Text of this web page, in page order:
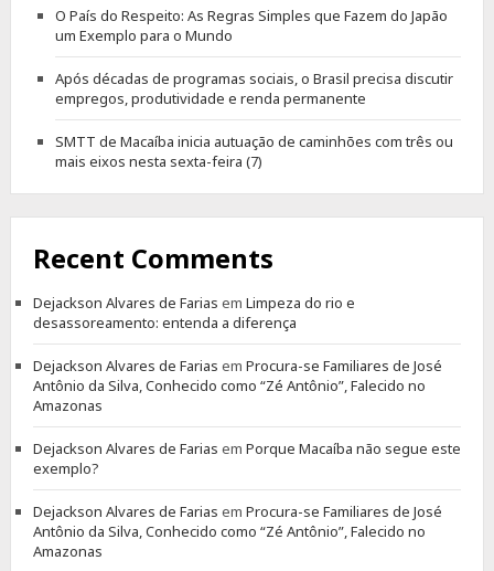
O País do Respeito: As Regras Simples que Fazem do Japão
um Exemplo para o Mundo
Após décadas de programas sociais, o Brasil precisa discutir
empregos, produtividade e renda permanente
SMTT de Macaíba inicia autuação de caminhões com três ou
mais eixos nesta sexta-feira (7)
Recent Comments
Dejackson Alvares de Farias em Limpeza do rio e
desassoreamento: entenda a diferença
Dejackson Alvares de Farias em Procura-se Familiares de José
Antônio da Silva, Conhecido como “Zé Antônio”, Falecido no
Amazonas
Dejackson Alvares de Farias em Porque Macaíba não segue este
exemplo?
Dejackson Alvares de Farias em Procura-se Familiares de José
Antônio da Silva, Conhecido como “Zé Antônio”, Falecido no
Amazonas